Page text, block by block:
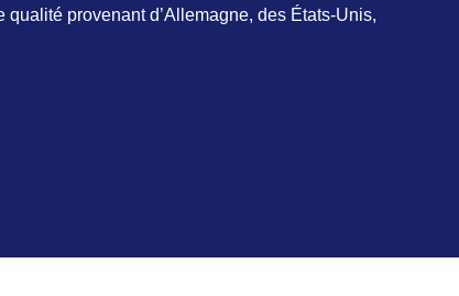
qualité provenant d’Allemagne, des États-Unis,